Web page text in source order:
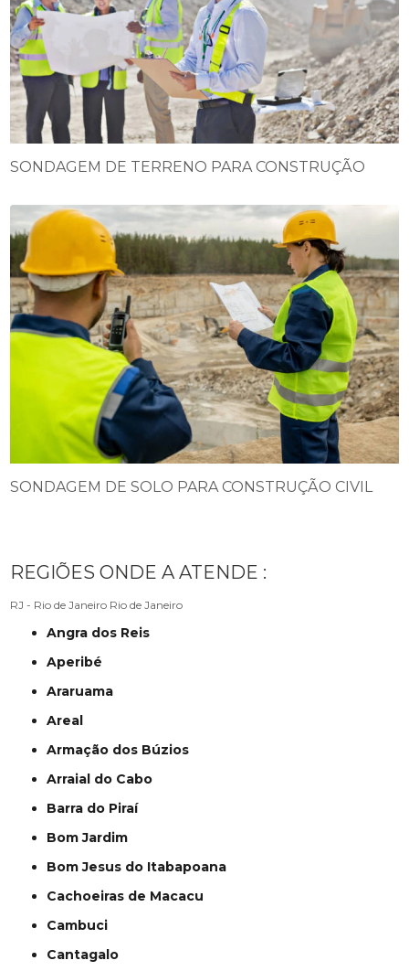
SONDAGEM DE TERRENO PARA CONSTRUÇÃO
SONDAGEM DE SOLO PARA CONSTRUÇÃO CIVIL
REGIÕES ONDE A ATENDE :
RJ - Rio de Janeiro Rio de Janeiro
Angra dos Reis
Aperibé
Araruama
Areal
Armação dos Búzios
Arraial do Cabo
Barra do Piraí
Bom Jardim
Bom Jesus do Itabapoana
Cachoeiras de Macacu
Cambuci
Cantagalo